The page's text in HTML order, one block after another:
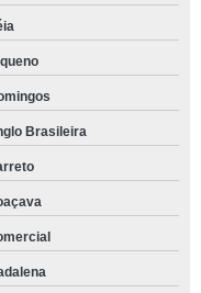
Brasileira